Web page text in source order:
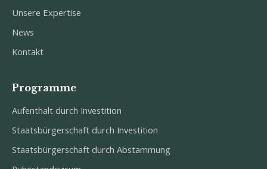
Unsere Expertise
News
Kontakt
Programme
Aufenthalt durch Investition
Staatsbürgerschaft durch Investition
Staatsbürgerschaft durch Abstammung